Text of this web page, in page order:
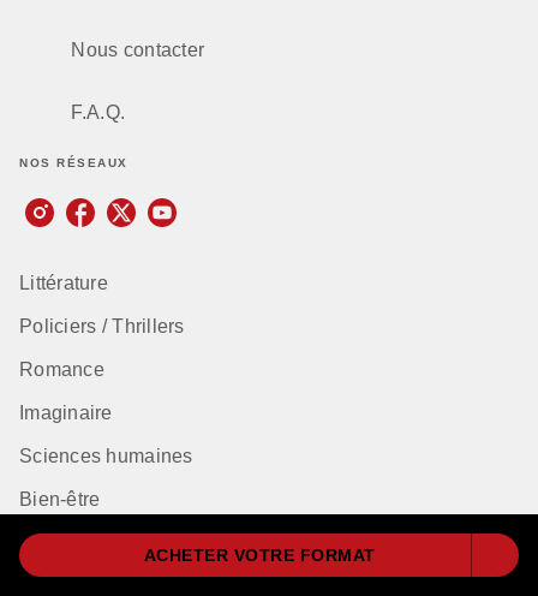
ACHETER VOTRE FORMAT
Nous contacter
F.A.Q.
NOS RÉSEAUX
Littérature
Policiers / Thrillers
Romance
Imaginaire
Sciences humaines
Bien-être
Classiques